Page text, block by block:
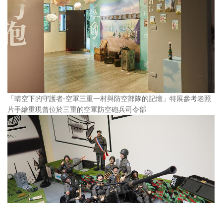
「晴空下的守護者-空軍三重一村與防空部隊的記憶」特展參考老照
片手繪重現曾位於三重的空軍防空砲兵司令部